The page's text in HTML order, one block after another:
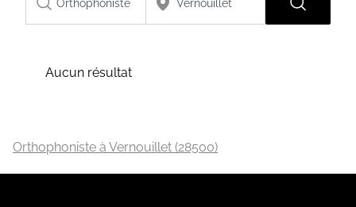
Aucun résultat
Orthophoniste à Vernouillet (28500)